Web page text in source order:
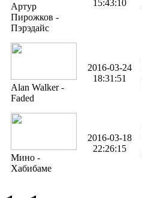
Артур
Пирожков -
Пэрэдайс
15:43:10
Alan Walker -
Faded
2016-03-24
18:31:51
Мино -
Хабибаме
2016-03-18
22:26:15